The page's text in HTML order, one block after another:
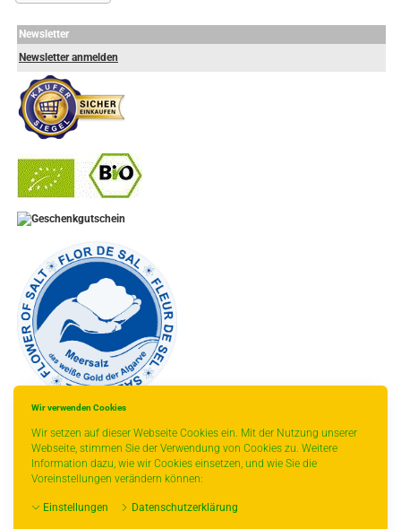
Wir verwenden Cookies
Wir setzen auf dieser Webseite Cookies ein. Mit der Nutzung unserer
Webseite, stimmen Sie der Verwendung von Cookies zu. Weitere
Information dazu, wie wir Cookies einsetzen, und wie Sie die
Voreinstellungen verändern können:
Einstellungen Datenschutzerklärung
Newsletter
Newsletter anmelden
* gilt für Lieferungen innerhalb Deutschlands, Lieferzeiten für andere Länder
entnehmen Sie bitte der Schaltfläche mit den Versandinformationen.